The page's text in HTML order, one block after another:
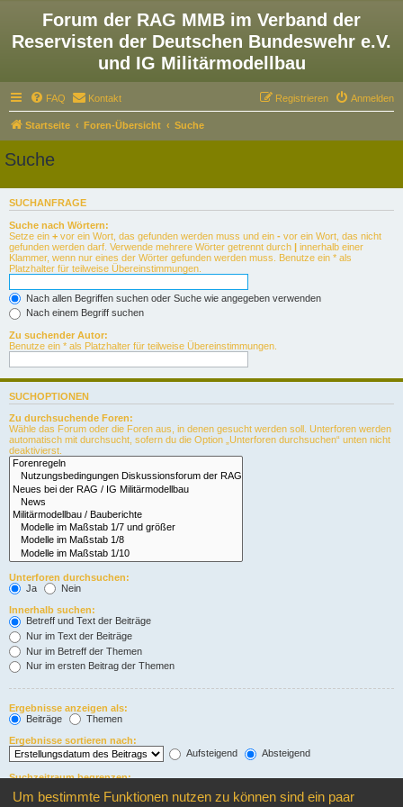
Forum der RAG MMB im Verband der
Reservisten der Deutschen Bundeswehr e.V.
und IG Militärmodellbau
FAQ Kontakt Anmelden
Registrieren
Startseite Foren-Übersicht Suche
Suche
SUCHANFRAGE
Suche nach Wörtern:
Setze ein + vor ein Wort, das gefunden werden muss und ein - vor ein Wort, das nicht
gefunden werden darf. Verwende mehrere Wörter getrennt durch | innerhalb einer
Klammer, wenn nur eines der Wörter gefunden werden muss. Benutze ein * als
Platzhalter für teilweise Übereinstimmungen.
Nach allen Begriffen suchen oder Suche wie angegeben verwenden
Nach einem Begriff suchen
Zu suchender Autor:
Benutze ein * als Platzhalter für teilweise Übereinstimmungen.
SUCHOPTIONEN
Zu durchsuchende Foren:
Wähle das Forum oder die Foren aus, in denen gesucht werden soll. Unterforen werden
automatisch mit durchsucht, sofern du die Option „Unterforen durchsuchen“ unten nicht
deaktivierst.
Unterforen durchsuchen:
Ja
Nein
Innerhalb suchen:
Betreff und Text der Beiträge
Nur im Text der Beiträge
Nur im Betreff der Themen
Nur im ersten Beitrag der Themen
Ergebnisse anzeigen als:
Beiträge
Themen
Ergebnisse sortieren nach:
Aufsteigend
Absteigend
Suchzeitraum begrenzen:
Um bestimmte Funktionen nutzen zu können sind ein paar